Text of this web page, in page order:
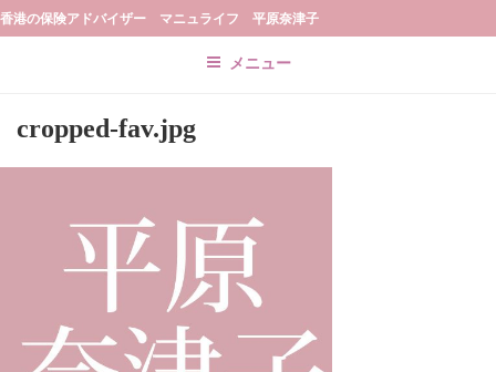
Skip
to
香港の保険アドバイザー マニュライフ 平原奈津子
メニュー
cropped-fav.jpg